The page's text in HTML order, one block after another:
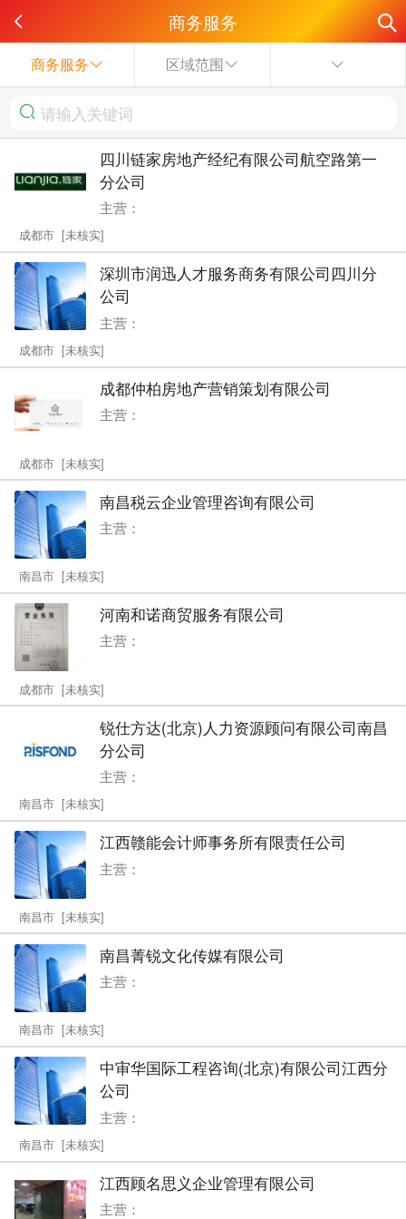
商务服务
商务服务 区域范围
四川链家房地产经纪有限公司航空路第一
分公司
主营：
成都市 [未核实]
深圳市润迅人才服务商务有限公司四川分
公司
主营：
成都市 [未核实]
成都仲柏房地产营销策划有限公司
主营：
成都市 [未核实]
南昌税云企业管理咨询有限公司
主营：
南昌市 [未核实]
河南和诺商贸服务有限公司
主营：
成都市 [未核实]
锐仕方达(北京)人力资源顾问有限公司南昌
分公司
主营：
南昌市 [未核实]
江西赣能会计师事务所有限责任公司
主营：
南昌市 [未核实]
南昌菁锐文化传媒有限公司
主营：
南昌市 [未核实]
中审华国际工程咨询(北京)有限公司江西分
公司
主营：
南昌市 [未核实]
江西顾名思义企业管理有限公司
主营：